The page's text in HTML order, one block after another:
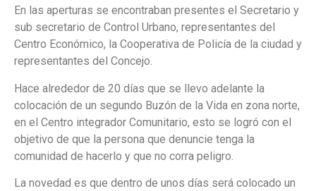
En las aperturas se encontraban presentes el Secretario y
sub secretario de Control Urbano, representantes del
Centro Económico, la Cooperativa de Policía de la ciudad y
representantes del Concejo.
Hace alrededor de 20 días que se llevo adelante la
colocación de un segundo Buzón de la Vida en zona norte,
en el Centro integrador Comunitario, esto se logró con el
objetivo de que la persona que denuncie tenga la
comunidad de hacerlo y que no corra peligro.
La novedad es que dentro de unos días será colocado un